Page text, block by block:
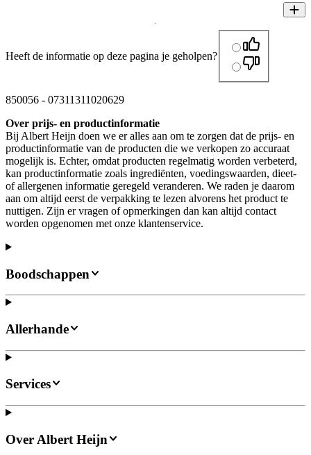
Heeft de informatie op deze pagina je geholpen?
850056 - 07311311020629
Over prijs- en productinformatie
Bij Albert Heijn doen we er alles aan om te zorgen dat de prijs- en
productinformatie van de producten die we verkopen zo accuraat
mogelijk is. Echter, omdat producten regelmatig worden verbeterd,
kan productinformatie zoals ingrediënten, voedingswaarden, dieet-
of allergenen informatie geregeld veranderen. We raden je daarom
aan om altijd eerst de verpakking te lezen alvorens het product te
nuttigen. Zijn er vragen of opmerkingen dan kan altijd contact
worden opgenomen met onze klantenservice.
Boodschappen
Allerhande
Services
Over Albert Heijn